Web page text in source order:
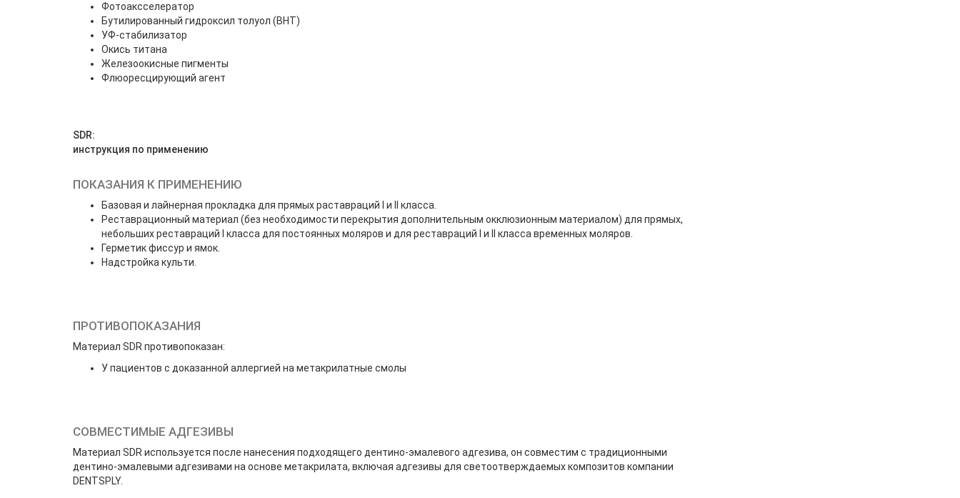
Фотоаксселератор
Бутилированный гидроксил толуол (BHT)
УФ-стабилизатор
Окись титана
Железоокисные пигменты
Флюоресцирующий агент
SDR:
инструкция по применению
ПОКАЗАНИЯ К ПРИМЕНЕНИЮ
Базовая и лайнерная прокладка для прямых раставраций I и II класса.
Реставрационный материал (без необходимости перекрытия дополнительным окклюзионным материалом) для прямых,
небольших реставраций I класса для постоянных моляров и для реставраций I и II класса временных моляров.
Герметик фиссур и ямок.
Надстройка культи.
ПРОТИВОПОКАЗАНИЯ
Материал SDR противопоказан:
У пациентов с доказанной аллергией на метакрилатные смолы
СОВМЕСТИМЫЕ АДГЕЗИВЫ
Материал SDR используется после нанесения подходящего дентино-эмалевого адгезива, он совместим с традиционными
дентино-эмалевыми адгезивами на основе метакрилата, включая адгезивы для светоотверждаемых композитов компании
DENTSPLY.